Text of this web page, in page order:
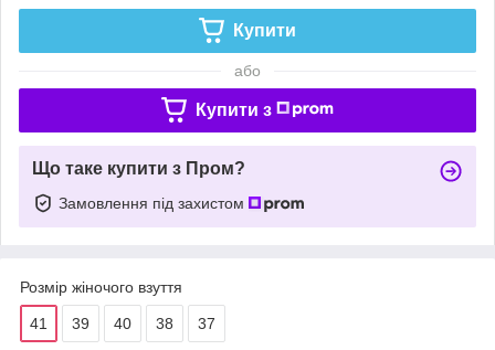
Купити
або
Купити з
Що таке купити з Пром?
Замовлення під захистом
Розмір жіночого взуття
41 39 40 38 37